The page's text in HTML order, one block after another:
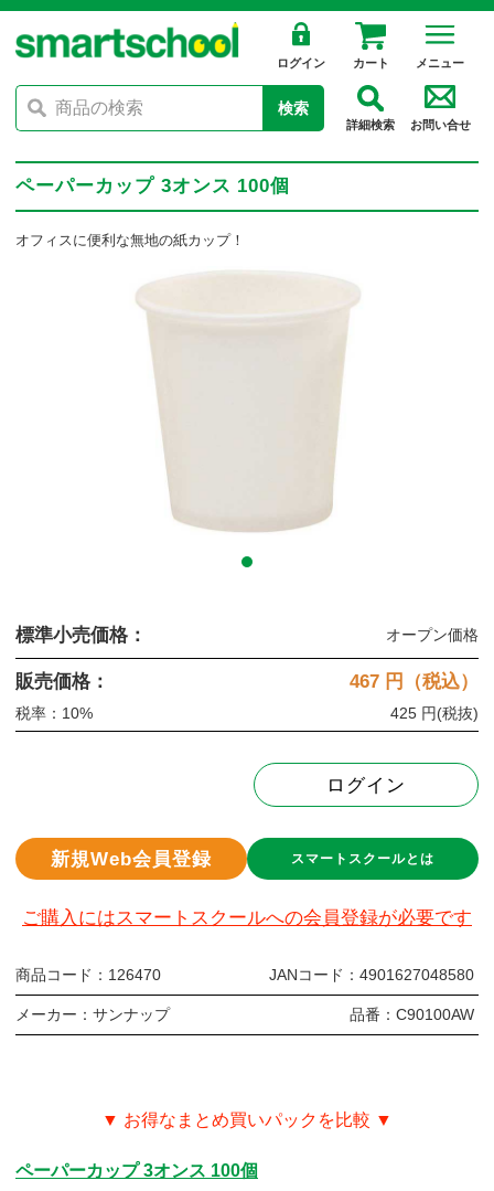
ログイン カート メニュー
検索
詳細検索 お問い合せ
ペーパーカップ 3オンス 100個
オフィスに便利な無地の紙カップ！
標準小売価格： オープン価格
販売価格： 467 円（税込）
税率：10% 425 円(税抜)
ログイン
新規Web会員登録 スマートスクールとは
ご購入にはスマートスクールへの会員登録が必要です
商品コード： 126470 JANコード： 4901627048580
メーカー： サンナップ 品番： C90100AW
▼ お得なまとめ買いパックを比較 ▼
ペーパーカップ 3オンス 100個